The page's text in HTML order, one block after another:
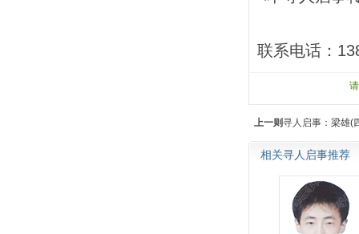
联系电话：
上一则寻人启事： 梁雄(
相关寻人启事推荐